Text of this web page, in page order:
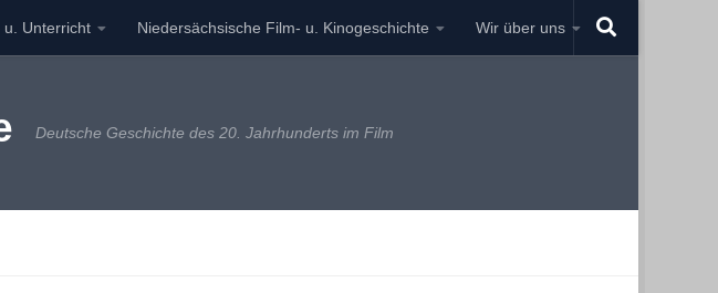
u. Unterricht Niedersächsische Film- u. Kinogeschichte Wir über uns
Deutsche Geschichte des 20. Jahrhunderts im Film